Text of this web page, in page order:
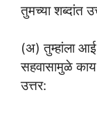
तुमच्या शब्दांत
(अ) तुम्हांला
सहवासामुळे
उत्तर: